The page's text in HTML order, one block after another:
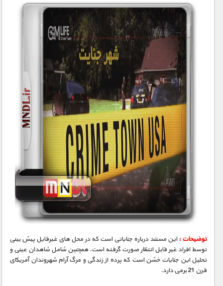
1900 تومان – حیوانات خارق العاده - بخش 1 (افزودن به سبد خريد)
1900 تومان – حیوانات خارق العاده - بخش 2 (افزودن به سبد خريد)
1900 تومان – سگ ها (افزودن به سبد خريد)
1900 تومان – گربه ها (افزودن به سبد خريد)
توضیحات : این مستند درباره جنایاتی است که در محل های غیرقایل پیش بینی
توسط افراد غیر قابل انتظار صورت گرفته است. همچنین شامل شاهدان عینی و
تحلیل این جنایات خشن است که پرده از زندگی و مرگ آرام شهروندان آمریکای
قرن 21 برمی دارد.